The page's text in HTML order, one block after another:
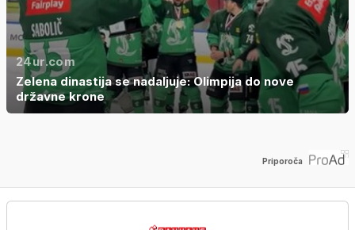
24ur.com
Zelena dinastija se nadaljuje: Olimpija do nove
državne krone
Priporoča